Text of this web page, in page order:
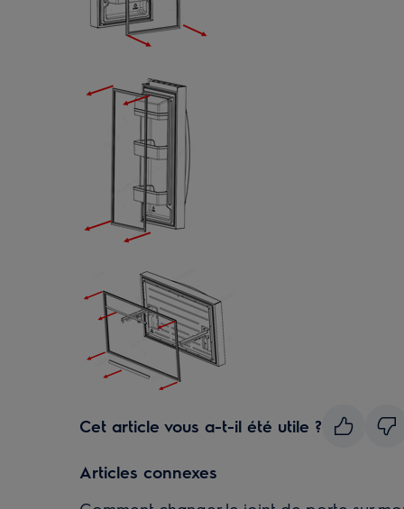
Cet article vous a-t-il été utile ?
Articles connexes